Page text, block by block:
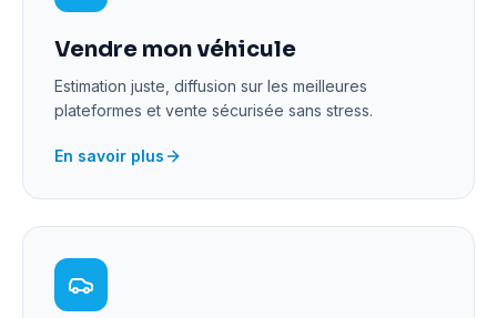
Vendre mon véhicule
Estimation juste, diffusion sur les meilleures
plateformes et vente sécurisée sans stress.
En savoir plus